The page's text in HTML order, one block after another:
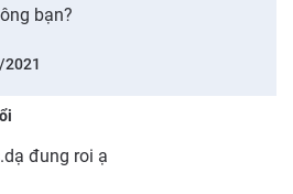
bạn?
đung roi ạ